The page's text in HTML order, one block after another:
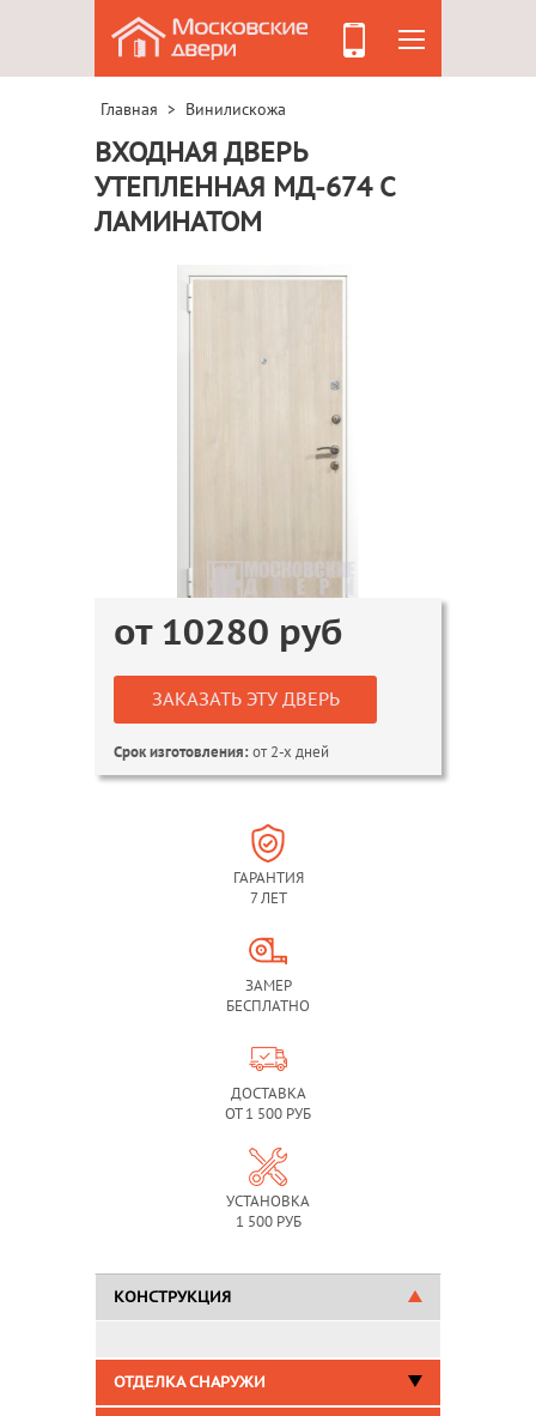
Главная > Винилискожа
ВХОДНАЯ ДВЕРЬ
УТЕПЛЕННАЯ МД-674 С
ЛАМИНАТОМ
от 10280 руб
ЗАКАЗАТЬ ЭТУ ДВЕРЬ
Срок изготовления:от 2-х дней
ГАРАНТИЯ
7 ЛЕТ
ЗАМЕР
БЕСПЛАТНО
ДОСТАВКА
ОТ 1 500 РУБ
УСТАНОВКА
1 500 РУБ
КОНСТРУКЦИЯ
ОТДЕЛКА СНАРУЖИ